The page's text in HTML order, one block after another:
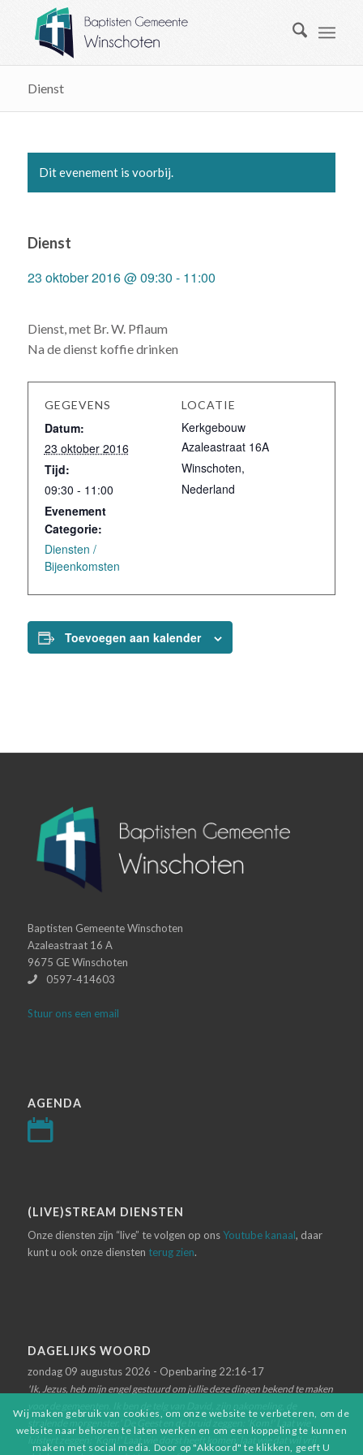
Dienst
Dit evenement is voorbij.
Dienst
23 oktober 2016 @ 09:30 - 11:00
Dienst, met Br. W. Pflaum
Na de dienst koffie drinken
GEGEVENS
Datum:
23 oktober 2016
Tijd:
09:30 - 11:00
Evenement
Categorie:
Diensten /
Bijeenkomsten
LOCATIE
Kerkgebouw
Azaleastraat 16A
Winschoten,
Nederland
Toevoegen aan kalender
Baptisten Gemeente Winschoten
Azaleastraat 16 A
9675 GE Winschoten
0597-414603
Stuur ons een email
AGENDA
(LIVE)STREAM DIENSTEN
Onze diensten zijn “live” te volgen op onsYoutube kanaal, daar
kunt u ook onze diensten terug zien.
DAGELIJKS WOORD
zondag 09 augustus 2026 - Openbaring 22:16-17
'Ik, Jezus, heb mijn engel gestuurd om jullie deze dingen bekend te maken
Wij maken gebruik van cookies, om onze website te verbeteren, om de
website naar behoren te laten werken en om een koppeling te kunnen
maken met social media. Door op "Akkoord" te klikken, geeft U